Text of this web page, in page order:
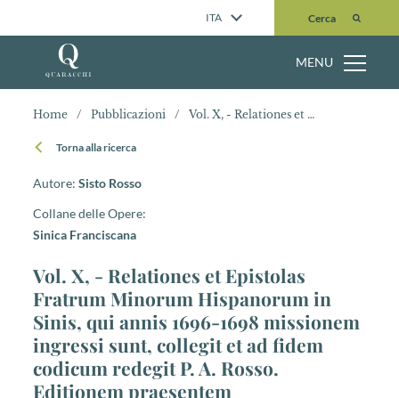
ITA Cerca
Cerca
MENU
Home / Pubblicazioni / Vol. X, - Relationes et Epistolas Fratrum Minorum Hispanorum in Sinis, qui annis 1696-1698 missionem ingressi sunt, collegit et ad fidem codicum redegit P. A. Rosso. Editionem praesentem praeparaverunt et correxerunt PP. G. Han et A. Abad, Matriti, opus in duobus tomis divisum. Pars prior, pp. LXXVII-478; pars altera, pp. 479-1108.
Torna alla ricerca
Autore:Sisto Rosso
Collane delle Opere:
Sinica Franciscana
Vol. X, - Relationes et Epistolas
Fratrum Minorum Hispanorum in
Sinis, qui annis 1696-1698 missionem
ingressi sunt, collegit et ad fidem
codicum redegit P. A. Rosso.
Editionem praesentem